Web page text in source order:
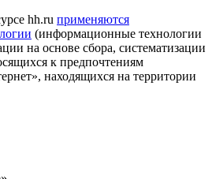
hh.ru применяются
(информационные технологии
на основе сбора, систематизации
к предпочтениям
находящихся на территории